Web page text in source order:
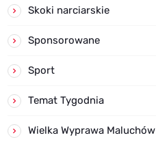
Skoki narciarskie
Sponsorowane
Sport
Temat Tygodnia
Wielka Wyprawa Maluchów